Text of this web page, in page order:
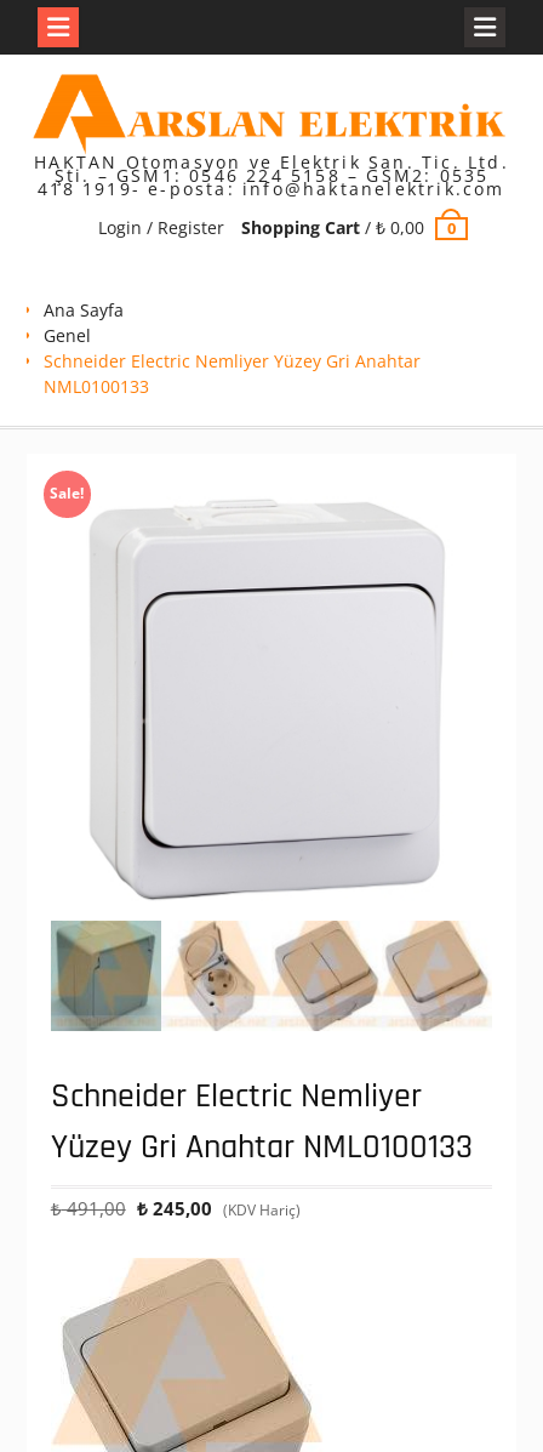
content
HAKTAN Otomasyon ve Elektrik San. Tic. Ltd.
Şti. – GSM1: 0546 224 5158 – GSM2: 0535
418 1919- e-posta: info@haktanelektrik.com
Login / Register
Shopping Cart/ ₺0,00 0
Ana Sayfa
Genel
Schneider Electric Nemliyer Yüzey Gri Anahtar
NML0100133
Sale!
Schneider Electric Nemliyer
Yüzey Gri Anahtar NML0100133
₺491,00 Orijinal
₺ 491,00.
₺245,00 Şu
fiyat:
₺ 245,00.
(KDV Hariç)